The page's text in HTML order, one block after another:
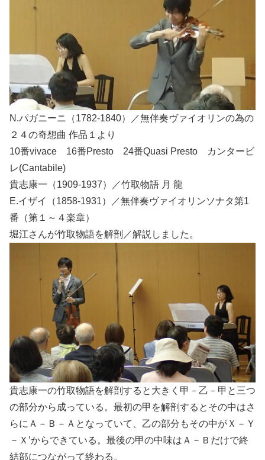
N.パガニーニ（1782-1840）／無伴奏ヴァイオリンの為の
２４の奇想曲 作品１より
10番vivace 16番Presto 24番Quasi Presto カンタービ
レ(Cantabile)
貴志康一（1909-1937）／竹取物語 月 龍
E.イザイ（1858-1931）／無伴奏ヴァイオリンソナタ第1
番（第１～４楽章）
堀江さんが竹取物語を解剖／解説しました。
貴志康一の竹取物語を解剖すると大きく甲－乙－甲と三つ
の部分から成っている。最初の甲を解剖するとその中はさ
らにＡ－Ｂ－Ａとなっていて、乙の部分もその中がＸ－Ｙ
－Ｘ’からできている。最後の甲の中味はＡ－Ｂだけで終
結部につながって終わる。